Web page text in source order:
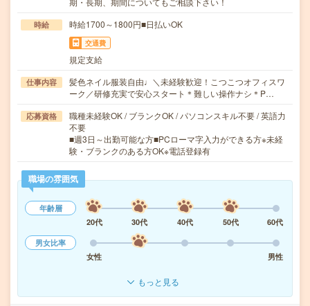
時給 時給1700～1800円■日払いOK
交通費
規定支給
仕事内容
髪色ネイル服装自由♩＼未経験歓迎！こつこつオフィスワ
ーク／研修充実で安心スタート＊難しい操作ナシ＊P…
応募資格
職種未経験OK / ブランクOK / パソコンスキル不要 / 英語力
不要
■週3日～出勤可能な方■PCローマ字入力ができる方※未経
験・ブランクのある方OK※電話登録有
職場の雰囲気
年齢層
20代
30代 40代 50代
60代
男女比率
女性
男性
もっと見る